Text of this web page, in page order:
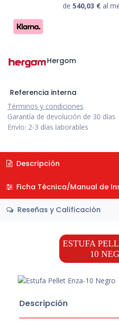
de 540,03 € al
Hergom
Referencia interna
Términos y condiciones
Garantía de devolución de 30 días
Envío: 2-3 días laborables
Descripción
Ficha Técnica/Manual de
Reseñas y Calificación
ESTUFA
10
Descripción